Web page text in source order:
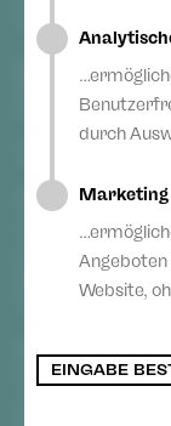
durch
Website,
EINGABE
08523 Plauen
Gewandhaus
08056 Zwickau
Vogtlandtheater
[03741] 2813-4847
Di, Do + Fr 10–18 Uhr
Mi 10–15 Uhr
Sa 10–13 Uhr
Gewandhaus
[0375] 27 411-4647